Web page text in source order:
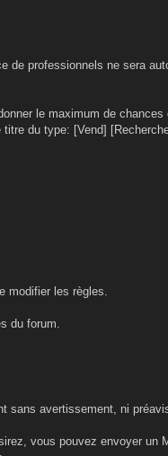
de professionnels ne sera
le maximum de
du type: [Vend]
modifier les règles.
du forum.
sans avertissement, ni
vous pouvez envoyer un